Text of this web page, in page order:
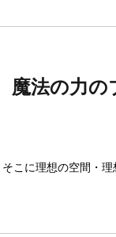
魔法の力
こに理想の空間・